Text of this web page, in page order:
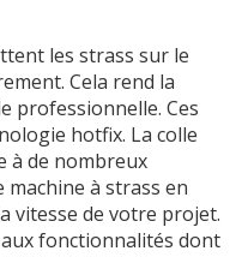
les strass sur le
Cela rend la
professionnelle. Ces
hotfix. La colle
à de nombreux
machine à strass en
vitesse de votre projet.
fonctionnalités dont